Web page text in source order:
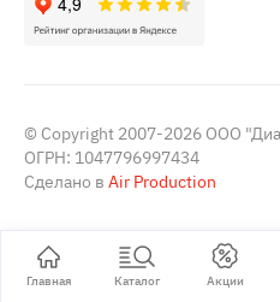
Главная Каталог Акции
© Copyright 2007-2026 ООО
ОГРН: 1047796997434
Сделано в Air Production